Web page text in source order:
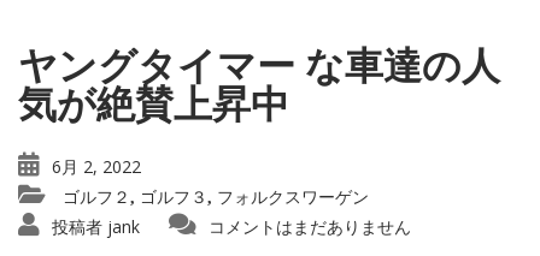
ヤングタイマー な車達の人
気が絶賛上昇中
6月 2, 2022
ゴルフ２ , ゴルフ３ , フォルクスワーゲン
投稿者 jank コメントはまだありません